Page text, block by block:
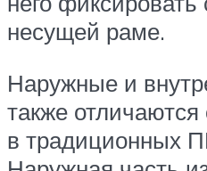
несущей раме.
Наружные и
также
в традиционных